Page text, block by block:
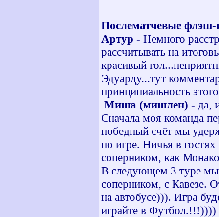
Послематчевые
Артур - Немного
рассчитывать на
красивый
Эдуарду...тут
принципиальность
Миша (мишлен) - да,
Сначала моя команда
победный счёт мы
по игре. Ничья в
соперником, как
В следующем 3 туре мы
соперником, с Кавезе.
на автобусе))). Игра
играйте в Футбол.!!!))))